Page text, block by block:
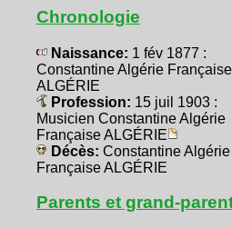
Chronologie
Naissance: 1 fév 1877 :
Constantine Algérie Française
ALGÉRIE
Profession: 15 juil 1903 :
Musicien Constantine Algérie
Française ALGÉRIE
Décès: Constantine Algérie
Française ALGÉRIE
Parents et grand-